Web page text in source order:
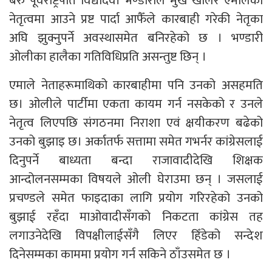
नेतृत्वमा आउने प्रष्ट पार्दा आफैँले कारबाही गरेकी नेतृका
अघि झुक्नुपर्ने अवस्थासमेत बनिरहेको छ । भण्डारी
ओलीका हालैका गतिविधिप्रति असन्तुष्ट छिन् ।
एमाले नेताहरूमाथिको कारबाहीमा पनि उनको असहमति
छ। ओलीले पार्टीमा एकता कायम गर्न नसकेको र उनले
नेतृत्व लिएपछि संगठनमा निराशा एवं क्षयीकरण बढेको
उनको बुझाइ छ। अर्कातर्फ सत्तामा समेत गभर्नर कांग्रेसलाई
दिनुपर्ने बाध्यता बन्दा राजावादीदेखि शिक्षक
आन्दोलनसम्मका विषयले ओली घेराउमा छन् । जसलाई
प्रचण्डले समेत फाइदाका लागि प्रयोग गरिरहेको उनको
बुझाई रहँदा माओवादीसँगको निकटता कांग्रेस तह
लगाउनेदेखि विपक्षीलाईसँगै लिएर हिँडेको सन्देश
दिनेसम्मका काममा प्रयोग गर्न सकिने ठाँउसमेत छ ।